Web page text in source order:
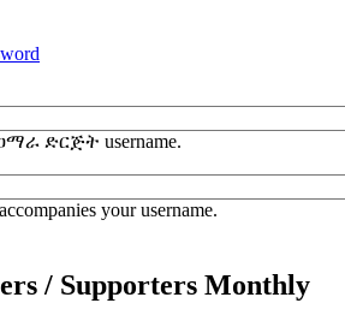
ድርጅት username.
your username.
/ Supporters Monthly